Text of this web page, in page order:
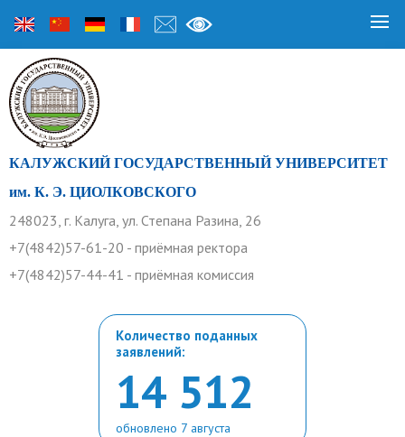
КАЛУЖСКИЙ ГОСУДАРСТВЕННЫЙ УНИВЕРСИТЕТ
им. К. Э. ЦИОЛКОВСКОГО
248023, г. Калуга, ул. Степана Разина, 26
+7(4842)57-61-20 - приёмная ректора
+7(4842)57-44-41 - приёмная комиссия
Количество поданных
заявлений:
14 512
обновлено 7 августа